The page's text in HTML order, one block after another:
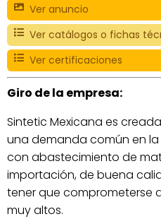
Ver anuncio
Ver catálogos o fichas
Ver certificaciones
Giro de la empresa:
Sintetic Mexicana es
una demanda común en
con abastecimiento de
importación, de buena
tener que comprometerse
muy altos.